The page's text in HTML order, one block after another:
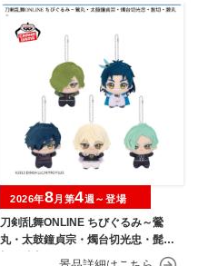
刀剣乱舞ONLINE ちびぐるみ～鶯
丸・太鼓鐘貞宗・燭台切光忠・髭
2026年8月第4週～登場